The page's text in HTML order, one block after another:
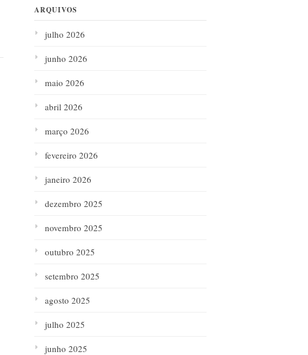
ARQUIVOS
julho 2026
junho 2026
maio 2026
abril 2026
março 2026
fevereiro 2026
janeiro 2026
dezembro 2025
novembro 2025
outubro 2025
setembro 2025
agosto 2025
julho 2025
junho 2025